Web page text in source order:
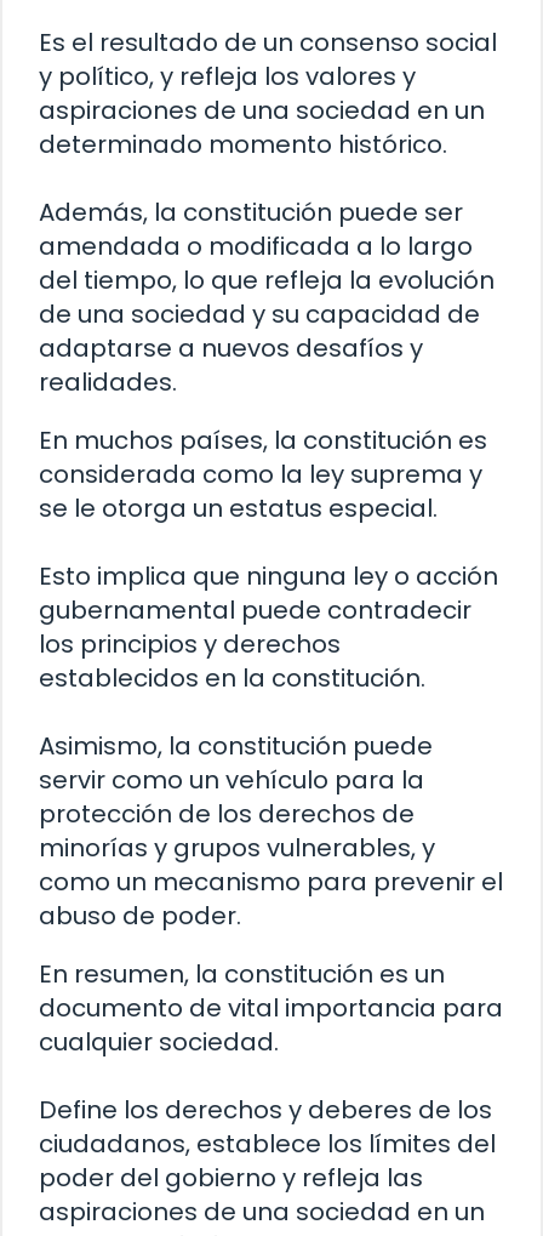
Es el resultado de un consenso social
y político, y refleja los valores y
aspiraciones de una sociedad en un
determinado momento histórico.
Además, la constitución puede ser
amendada o modificada a lo largo
del tiempo, lo que refleja la evolución
de una sociedad y su capacidad de
adaptarse a nuevos desafíos y
realidades.
En muchos países, la constitución es
considerada como la ley suprema y
se le otorga un estatus especial.
Esto implica que ninguna ley o acción
gubernamental puede contradecir
los principios y derechos
establecidos en la constitución.
Asimismo, la constitución puede
servir como un vehículo para la
protección de los derechos de
minorías y grupos vulnerables, y
como un mecanismo para prevenir el
abuso de poder.
En resumen, la constitución es un
documento de vital importancia para
cualquier sociedad.
Define los derechos y deberes de los
ciudadanos, establece los límites del
poder del gobierno y refleja las
aspiraciones de una sociedad en un